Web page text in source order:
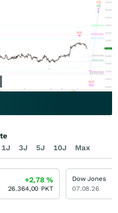
1J 3J 5J 10J Max
+2,78%
26.364,00 PKT
Dow Jones
07.08.26